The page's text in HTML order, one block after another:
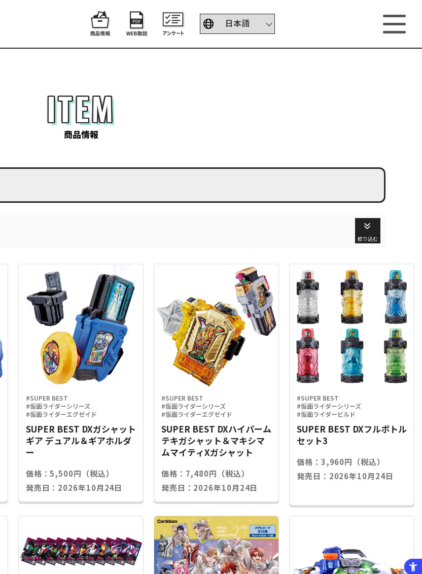
ITEM
商品情報
絞り込む
#SUPER BEST
#仮面ライダーシリーズ
#仮面ライダーエグゼイド
SUPER BEST DXガシャット
ギア デュアル＆ギアホルダ
ー
価格：5,500円（税込）
発売日：2026年10月24日
#SUPER BEST
#仮面ライダーシリーズ
#仮面ライダーエグゼイド
SUPER BEST DXハイパーム
テキガシャット＆マキシマ
ムマイティXガシャット
価格：7,480円（税込）
発売日：2026年10月24日
#SUPER BEST
#仮面ライダーシリーズ
#仮面ライダービルド
SUPER BEST DXフルボトル
セット3
価格：3,960円（税込）
発売日：2026年10月24日